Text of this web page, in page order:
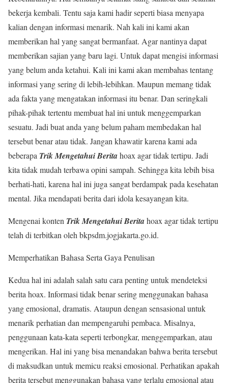
bekerja kembali. Tentu saja kami hadir seperti biasa menyapa
kalian dengan informasi menarik. Nah kali ini kami akan
memberikan hal yang sangat bermanfaat. Agar nantinya dapat
memberikan sajian yang baru lagi. Untuk dapat mengisi informasi
yang belum anda ketahui. Kali ini kami akan membahas tentang
informasi yang sering di lebih-lebihkan. Maupun memang tidak
ada fakta yang mengatakan informasi itu benar. Dan seringkali
pihak-pihak tertentu membuat hal ini untuk menggemparkan
sesuatu. Jadi buat anda yang belum paham membedakan hal
tersebut benar atau tidak. Jangan khawatir karena kami ada
beberapa Trik Mengetahui Beritahoax agar tidak tertipu. Jadi
kita tidak mudah terbawa opini sampah. Sehingga kita lebih bisa
berhati-hati, karena hal ini juga sangat berdampak pada kesehatan
mental. Jika mendapati berita dari idola kesayangan kita.
Mengenai konten Trik Mengetahui Beritahoax agar tidak tertipu
telah di terbitkan oleh bkpsdm.jogjakarta.go.id.
Memperhatikan Bahasa Serta Gaya Penulisan
Kedua hal ini adalah salah satu cara penting untuk mendeteksi
berita hoax. Informasi tidak benar sering menggunakan bahasa
yang emosional, dramatis. Ataupun dengan sensasional untuk
menarik perhatian dan mempengaruhi pembaca. Misalnya,
penggunaan kata-kata seperti terbongkar, menggemparkan, atau
mengerikan. Hal ini yang bisa menandakan bahwa berita tersebut
di maksudkan untuk memicu reaksi emosional. Perhatikan apakah
berita tersebut menggunakan bahasa yang terlalu emosional atau